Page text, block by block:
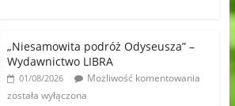
„Niesamowita podróż Odyseusza” –
Wydawnictwo LIBRA
01/08/2026
Możliwość komentowania
została wyłączona